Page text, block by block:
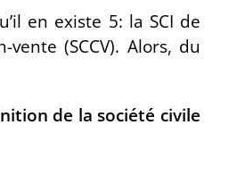
en existe 5: la SCI de
(SCCV). Alors, du
de la société civile